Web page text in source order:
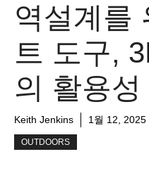
역설계를
트 도구,
의 활용성
Keith Jenkins 1월 12, 2025
OUTDOORS